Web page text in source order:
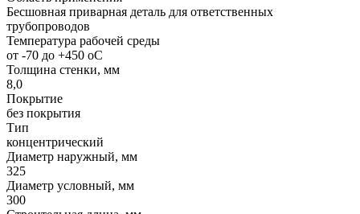
Бесшовная приварная деталь для ответственных
трубопроводов
Температура рабочей среды
от -70 до +450 oC
Толщина стенки, мм
8,0
Покрытие
без покрытия
Тип
концентрический
Диаметр наружный, мм
325
Диаметр условный, мм
300